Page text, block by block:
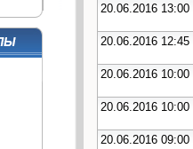
20.06.2016 13:00
20.06.2016 12:45
20.06.2016 10:00
20.06.2016 10:00
20.06.2016 09:00